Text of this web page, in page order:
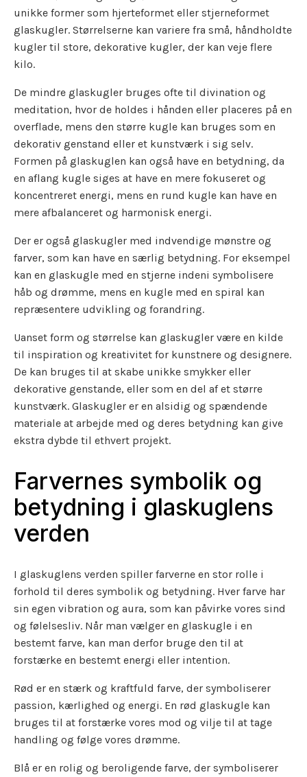
unikke former som hjerteformet eller stjerneformet
glaskugler. Størrelserne kan variere fra små, håndholdte
kugler til store, dekorative kugler, der kan veje flere
kilo.
De mindre glaskugler bruges ofte til divination og
meditation, hvor de holdes i hånden eller placeres på en
overflade, mens den større kugle kan bruges som en
dekorativ genstand eller et kunstværk i sig selv.
Formen på glaskuglen kan også have en betydning, da
en aflang kugle siges at have en mere fokuseret og
koncentreret energi, mens en rund kugle kan have en
mere afbalanceret og harmonisk energi.
Der er også glaskugler med indvendige mønstre og
farver, som kan have en særlig betydning. For eksempel
kan en glaskugle med en stjerne indeni symbolisere
håb og drømme, mens en kugle med en spiral kan
repræsentere udvikling og forandring.
Uanset form og størrelse kan glaskugler være en kilde
til inspiration og kreativitet for kunstnere og designere.
De kan bruges til at skabe unikke smykker eller
dekorative genstande, eller som en del af et større
kunstværk. Glaskugler er en alsidig og spændende
materiale at arbejde med og deres betydning kan give
ekstra dybde til ethvert projekt.
Farvernes symbolik og
betydning i glaskuglens
verden
I glaskuglens verden spiller farverne en stor rolle i
forhold til deres symbolik og betydning. Hver farve har
sin egen vibration og aura, som kan påvirke vores sind
og følelsesliv. Når man vælger en glaskugle i en
bestemt farve, kan man derfor bruge den til at
forstærke en bestemt energi eller intention.
Rød er en stærk og kraftfuld farve, der symboliserer
passion, kærlighed og energi. En rød glaskugle kan
bruges til at forstærke vores mod og vilje til at tage
handling og følge vores drømme.
Blå er en rolig og beroligende farve, der symboliserer